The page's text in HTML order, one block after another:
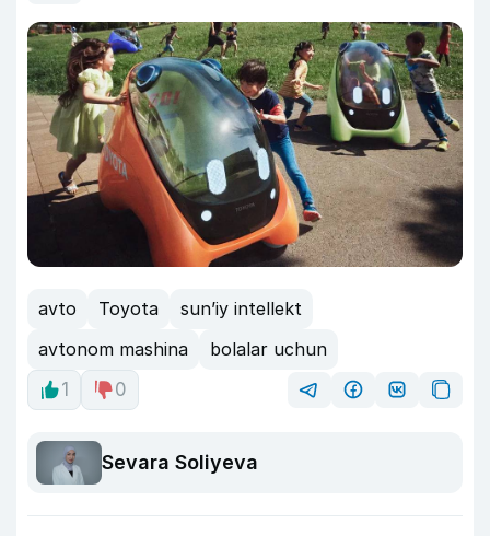
avto Toyota
sun’iy intellekt
avtonom mashina
bolalar uchun
1
0
Sevara Soliyeva